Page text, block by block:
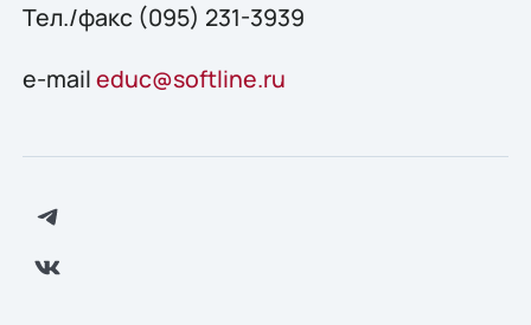
Тел./факс (095) 231-3939
e-maileduc@softline.ru